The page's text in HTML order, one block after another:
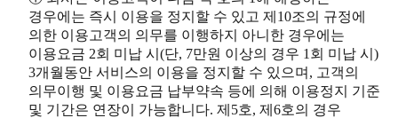
경우에는 즉시 이용을 정지할 수 있고 제10조의 규정에
의한 이용고객의 의무를 이행하지 아니한 경우에는
이용요금 2회 미납 시(단, 7만원 이상의 경우 1회 미납 시)
3개월동안 서비스의 이용을 정지할 수 있으며, 고객의
의무이행 및 이용요금 납부약속 등에 의해 이용정지 기준
및 기간은 연장이 가능합니다. 제5호, 제6호의 경우